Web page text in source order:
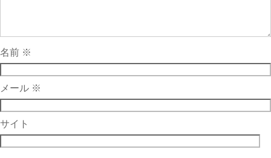
名前 ※
メール ※
サイト